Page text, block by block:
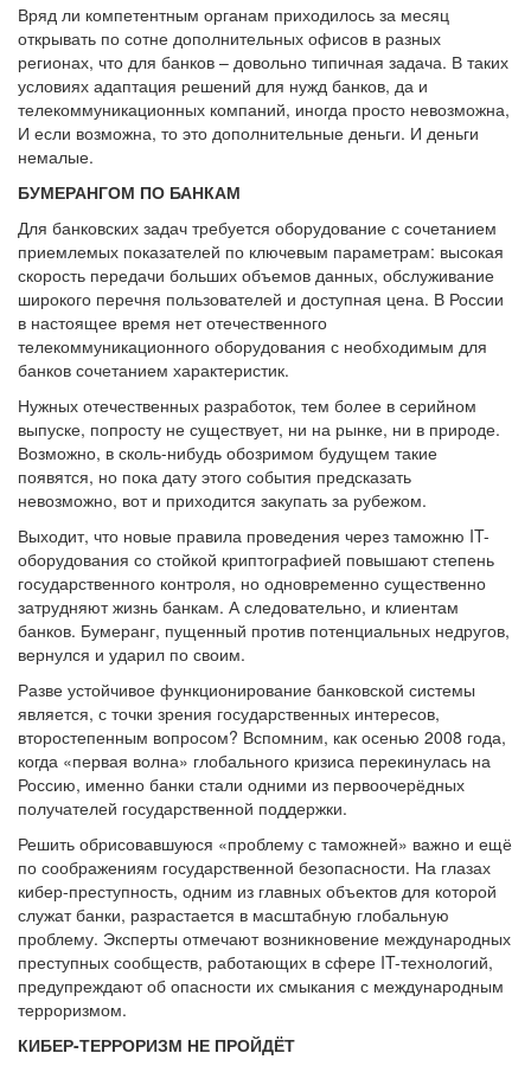
Вряд ли компетентным органам приходилось за месяц
открывать по сотне дополнительных офисов в разных
регионах, что для банков – довольно типичная задача. В таких
условиях адаптация решений для нужд банков, да и
телекоммуникационных компаний, иногда просто невозможна,
И если возможна, то это дополнительные деньги. И деньги
немалые.
БУМЕРАНГОМ ПО БАНКАМ
Для банковских задач требуется оборудование с сочетанием
приемлемых показателей по ключевым параметрам: высокая
скорость передачи больших объемов данных, обслуживание
широкого перечня пользователей и доступная цена. В России
в настоящее время нет отечественного
телекоммуникационного оборудования с необходимым для
банков сочетанием характеристик.
Нужных отечественных разработок, тем более в серийном
выпуске, попросту не существует, ни на рынке, ни в природе.
Возможно, в сколь-нибудь обозримом будущем такие
появятся, но пока дату этого события предсказать
невозможно, вот и приходится закупать за рубежом.
Выходит, что новые правила проведения через таможню IT-
оборудования со стойкой криптографией повышают степень
государственного контроля, но одновременно существенно
затрудняют жизнь банкам. А следовательно, и клиентам
банков. Бумеранг, пущенный против потенциальных недругов,
вернулся и ударил по своим.
Разве устойчивое функционирование банковской системы
является, с точки зрения государственных интересов,
второстепенным вопросом? Вспомним, как осенью 2008 года,
когда «первая волна» глобального кризиса перекинулась на
Россию, именно банки стали одними из первоочерёдных
получателей государственной поддержки.
Решить обрисовавшуюся «проблему с таможней» важно и ещё
по соображениям государственной безопасности. На глазах
кибер-преступность, одним из главных объектов для которой
служат банки, разрастается в масштабную глобальную
проблему. Эксперты отмечают возникновение международных
преступных сообществ, работающих в сфере IT-технологий,
предупреждают об опасности их смыкания с международным
терроризмом.
КИБЕР-ТЕРРОРИЗМ НЕ ПРОЙДЁТ